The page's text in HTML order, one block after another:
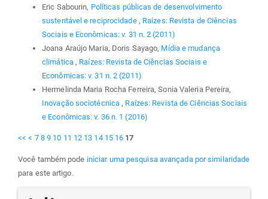
Eric Sabourin, Políticas públicas de desenvolvimento
sustentável e reciprocidade , Raízes: Revista de Ciências
Sociais e Econômicas: v. 31 n. 2 (2011)
Joana Araújo Maria, Doris Sayago, Mídia e mudança
climática , Raízes: Revista de Ciências Sociais e
Econômicas: v. 31 n. 2 (2011)
Hermelinda Maria Rocha Ferreira, Sonia Valeria Pereira,
Inovação sociotécnica, Raízes: Revista de Ciências Sociais
e Econômicas: v. 36 n. 1 (2016)
<< < 7 8 9 10 11 12 13 14 15 16 17
Você também pode iniciar uma pesquisa avançada por similaridade
para este artigo.